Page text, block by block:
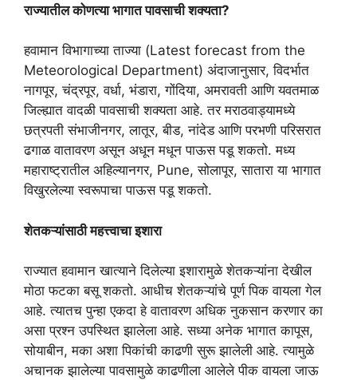
राज्यातील कोणत्या भागात पावसाची शक्यता?
हवामान विभागाच्या ताज्या (Latest forecast from the
Meteorological Department) अंदाजानुसार, विदर्भात
नागपूर, चंद्रपूर, वर्धा, भंडारा, गोंदिया, अमरावती आणि यवतमाळ
जिल्ह्यात वादळी पावसाची शक्यता आहे. तर मराठवाड्यामध्ये
छत्रपती संभाजीनगर, लातूर, बीड, नांदेड आणि परभणी परिसरात
ढगाळ वातावरण असून अधून मधून पाऊस पडू शकतो. मध्य
महाराष्ट्रातील अहिल्यानगर, Pune, सोलापूर, सातारा या भागात
विखुरलेल्या स्वरूपाचा पाऊस पडू शकतो.
शेतकऱ्यांसाठी महत्त्वाचा इशारा
राज्यात हवामान खात्याने दिलेल्या इशारामुळे शेतकऱ्यांना देखील
मोठा फटका बसू शकतो. आधीच शेतकऱ्यांचे पूर्ण पिक वायला गेल
आहे. त्यातच पुन्हा एकदा हे वातावरण अधिक नुकसान करणार का
असा प्रश्न उपस्थित झालेला आहे. सध्या अनेक भागात कापूस,
सोयाबीन, मका अशा पिकांची काढणी सुरू झालेली आहे. त्यामुळे
अचानक झालेल्या पावसामुळे काढणीला आलेले पीक वायला जाऊ